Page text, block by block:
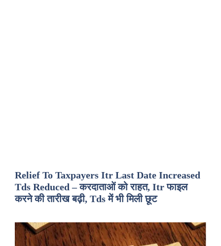
Relief To Taxpayers Itr Last Date Increased
Tds Reduced – करदाताओं को राहत, Itr फाइल
करने की तारीख बढ़ी, Tds में भी मिली छूट